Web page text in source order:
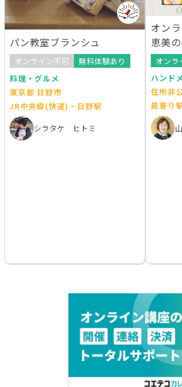
パン教室ブランシュ
オンライン不可
無料体験あり
料理・グルメ
東京都 日野市
JR中央線(快速)・日野駅
シラタケ ヒトミ
オン
恵美
クセサ
オンラ
ハンド
住所非
最寄り